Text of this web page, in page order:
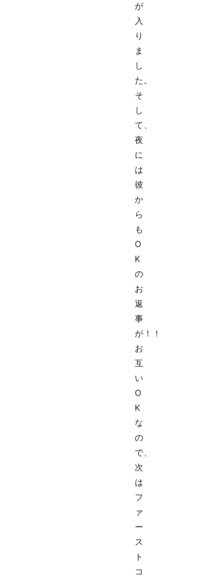
が
入
り
ま
し
た。
そ
し
て、
夜
に
は
彼
か
ら
も
O
K
の
お
返
事
が！！
お
互
い
O
K
な
の
で、
次
は
フ
ァ
ー
ス
ト
コ